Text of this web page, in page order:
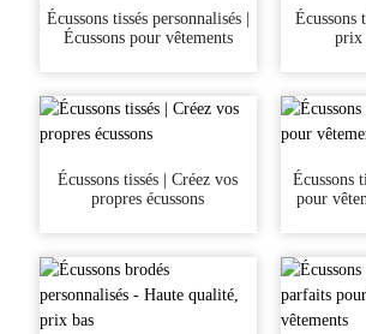
Écussons tissés personnalisés |
Écussons pour vêtements
Écussons
prix
Écussons tissés | Créez vos
propres écussons
Écussons
pour